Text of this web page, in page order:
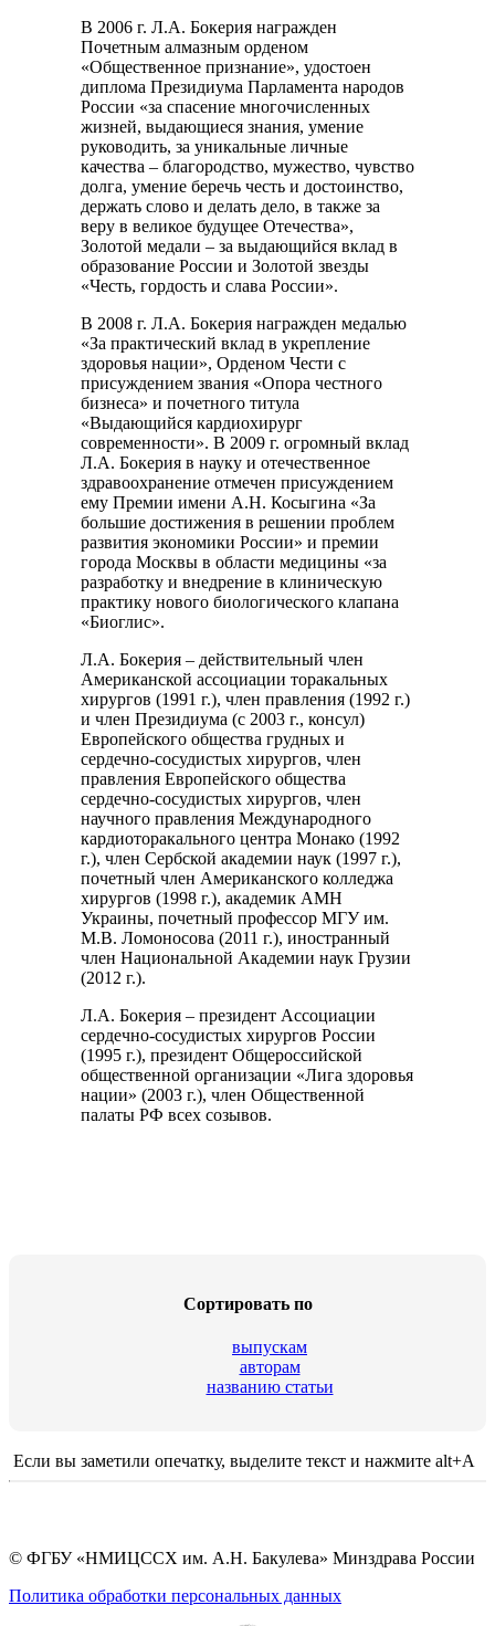
В 2006 г. Л.А. Бокерия награжден
Почетным алмазным орденом
«Общественное признание», удостоен
диплома Президиума Парламента народов
России «за спасение многочисленных
жизней, выдающиеся знания, умение
руководить, за уникальные личные
качества – благородство, мужество, чувство
долга, умение беречь честь и достоинство,
держать слово и делать дело, в также за
веру в великое будущее Отечества»,
Золотой медали – за выдающийся вклад в
образование России и Золотой звезды
«Честь, гордость и слава России».
В 2008 г. Л.А. Бокерия награжден медалью
«За практический вклад в укрепление
здоровья нации», Орденом Чести с
присуждением звания «Опора честного
бизнеса» и почетного титула
«Выдающийся кардиохирург
современности». В 2009 г. огромный вклад
Л.А. Бокерия в науку и отечественное
здравоохранение отмечен присуждением
ему Премии имени А.Н. Косыгина «За
большие достижения в решении проблем
развития экономики России» и премии
города Москвы в области медицины «за
разработку и внедрение в клиническую
практику нового биологического клапана
«Биоглис».
Л.А. Бокерия – действительный член
Американской ассоциации торакальных
хирургов (1991 г.), член правления (1992 г.)
и член Президиума (с 2003 г., консул)
Европейского общества грудных и
сердечно-сосудистых хирургов, член
правления Европейского общества
сердечно-сосудистых хирургов, член
научного правления Международного
кардиоторакального центра Монако (1992
г.), член Сербской академии наук (1997 г.),
почетный член Американского колледжа
хирургов (1998 г.), академик АМН
Украины, почетный профессор МГУ им.
М.В. Ломоносова (2011 г.), иностранный
член Национальной Академии наук Грузии
(2012 г.).
Л.А. Бокерия – президент Ассоциации
сердечно-сосудистых хирургов России
(1995 г.), президент Общероссийской
общественной организации «Лига здоровья
нации» (2003 г.), член Общественной
палаты РФ всех созывов.
Сортировать по
выпускам
авторам
названию статьи
Если вы заметили опечатку, выделите текст и нажмите alt+A
© ФГБУ «НМИЦССХ им. А.Н. Бакулева» Минздрава России
Политика обработки персональных данных